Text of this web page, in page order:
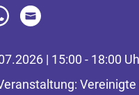
| 15:00 - 18:00
Vereinigte